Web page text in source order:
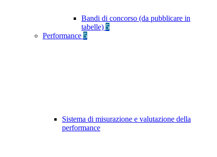
Bandi di concorso (da pubblicare in
tabelle) 5
Performance 5
Sistema di misurazione e valutazione della
performance